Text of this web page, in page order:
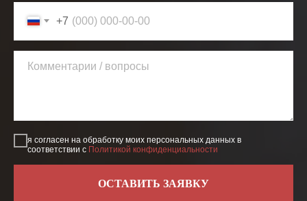
+7
я согласен на обработку моих персональных данных в
соответствии с Политикой конфиденциальности
ОСТАВИТЬ ЗАЯВКУ